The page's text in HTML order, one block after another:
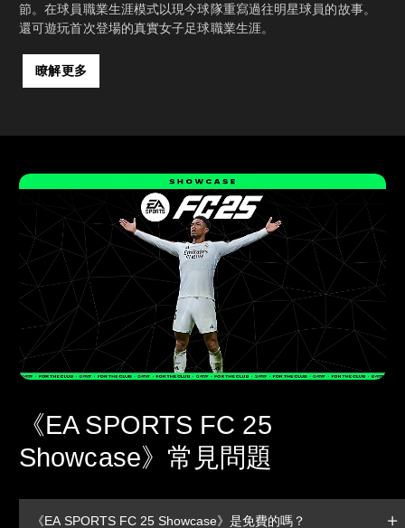
節。在球員職業生涯模式以現今球隊重寫過往明星球員的故事。
還可遊玩首次登場的真實女子足球職業生涯。
瞭解更多
《EA SPORTS FC 25
Showcase》常見問題
《EA SPORTS FC 25 Showcase》是免費的嗎？